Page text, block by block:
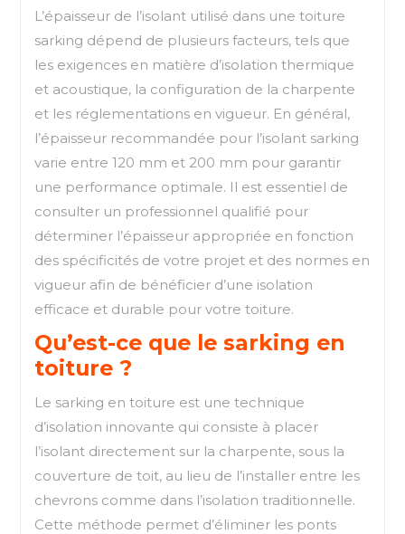
L’épaisseur de l’isolant utilisé dans une toiture
sarking dépend de plusieurs facteurs, tels que
les exigences en matière d’isolation thermique
et acoustique, la configuration de la charpente
et les réglementations en vigueur. En général,
l’épaisseur recommandée pour l’isolant sarking
varie entre 120 mm et 200 mm pour garantir
une performance optimale. Il est essentiel de
consulter un professionnel qualifié pour
déterminer l’épaisseur appropriée en fonction
des spécificités de votre projet et des normes en
vigueur afin de bénéficier d’une isolation
efficace et durable pour votre toiture.
Qu’est-ce que le sarking en
toiture ?
Le sarking en toiture est une technique
d’isolation innovante qui consiste à placer
l’isolant directement sur la charpente, sous la
couverture de toit, au lieu de l’installer entre les
chevrons comme dans l’isolation traditionnelle.
Cette méthode permet d’éliminer les ponts